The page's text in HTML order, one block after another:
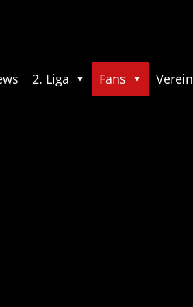
2. Liga Fans Verein